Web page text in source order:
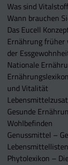
Was sind
Wann brauchen
Das Eucell
Ernährung früher
der
Nationale
und Vitalität
Gesunde
Wohlbefinden
Genussmittel –
Lebensmittellisten
Phytolexikon –